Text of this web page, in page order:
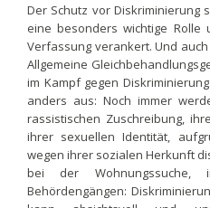
Der Schutz vor Diskriminierung
eine besonders wichtige
Verfassung verankert. Und
Allgemeine
im Kampf gegen
anders aus: Noch immer
rassistischen Zuschreibung,
ihrer sexuellen Identität,
wegen ihrer sozialen Herkunft
bei der
Behördengängen: